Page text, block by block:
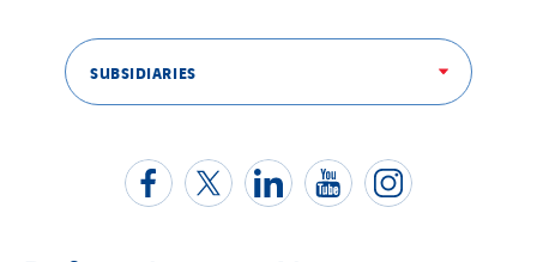
SUBSIDIARIES
Mobility Way
Monnier Entreprises
North West Projects
Omexom Technikforum